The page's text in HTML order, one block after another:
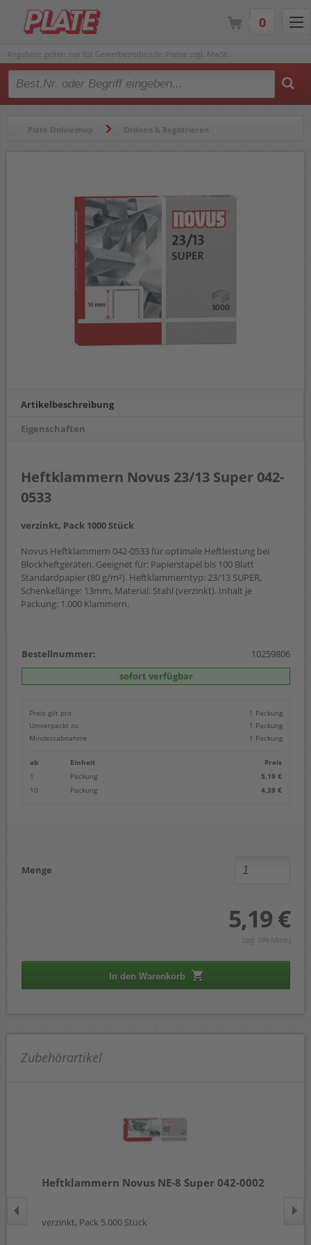
Angebote gelten nur für Gewerbetreibende. Preise zzgl. MwSt.
Type 2 or more characters for results.
Plate Onlineshop Ordnen & Registrieren
Artikelbeschreibung
Eigenschaften
Heftklammern Novus 23/13 Super 042-
0533
verzinkt, Pack 1000 Stück
Novus Heftklammern 042-0533 für optimale Heftleistung bei
Blockheftgeräten. Geeignet für: Papierstapel bis 100 Blatt
Standardpapier (80 g/m²). Heftklammerntyp: 23/13 SUPER,
Schenkellänge: 13mm, Material: Stahl (verzinkt). Inhalt je
Packung: 1.000 Klammern.
Bestellnummer:
10259806
sofort verfügbar
Preis gilt pro
1 Packung
Umverpackt zu
1 Packung
Mindestabnahme
1 Packung
ab Einheit
Preis
1
Packung
5,19 €
10
Packung 4,39 €
Menge
5,19 €
(zzgl. 19% Mwst.)
In den Warenkorb
Zubehörartikel
Heftklammern Novus NE-8 Super 042-0002
verzinkt, Pack 5.000 Stück
0